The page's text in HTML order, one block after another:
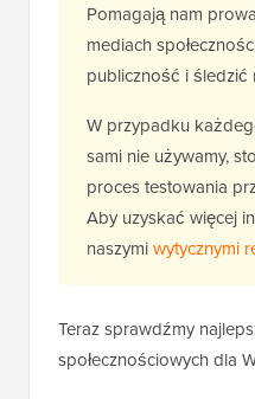
Pomagają nam
mediach
publiczność i śledzić
W przypadku
sami nie używamy,
proces testowania
Aby uzyskać więcej
naszymiwytycznymi
Teraz sprawdźmy
społecznościowych dla